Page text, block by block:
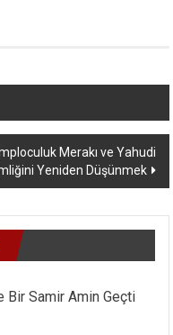
Merakı ve Yahudi
Yeniden Düşünmek
Bir Samir Amin Geçti